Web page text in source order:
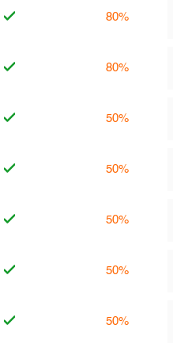
80%
80%
50%
50%
50%
50%
50%